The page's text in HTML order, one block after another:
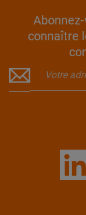
connaître